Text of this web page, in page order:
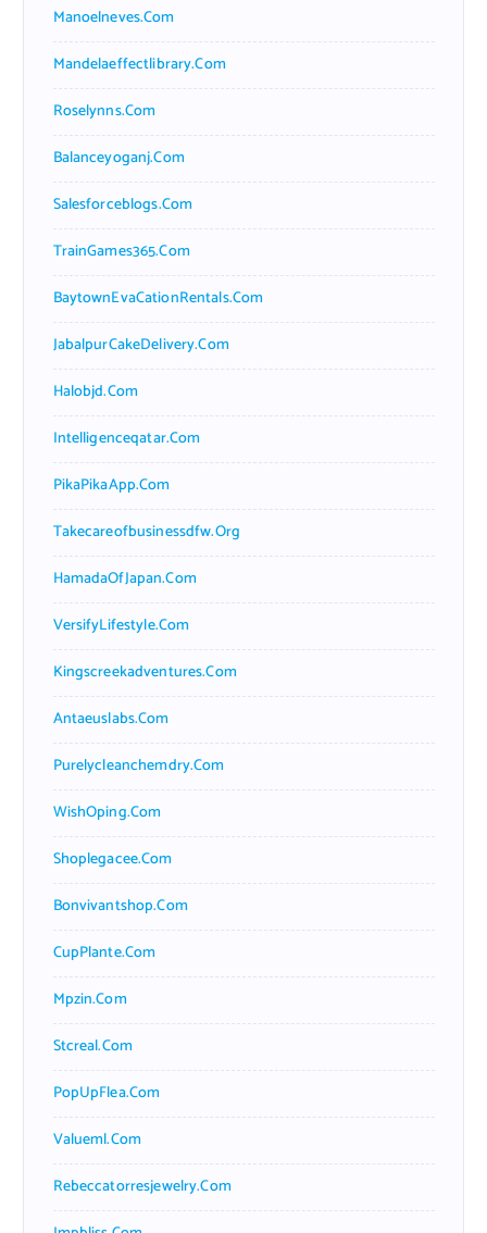
Manoelneves.com
Mandelaeffectlibrary.com
Roselynns.com
Balanceyoganj.com
Salesforceblogs.com
TrainGames365.com
BaytownEvaCationRentals.com
JabalpurCakeDelivery.com
Halobjd.com
Intelligenceqatar.com
PikaPikaApp.com
Takecareofbusinessdfw.org
HamadaOfJapan.com
VersifyLifestyle.com
Kingscreekadventures.com
Antaeuslabs.com
Purelycleanchemdry.com
WishOping.com
Shoplegacee.com
Bonvivantshop.com
CupPlante.com
Mpzin.com
Stcreal.com
PopUpFlea.com
Valueml.com
Rebeccatorresjewelry.com